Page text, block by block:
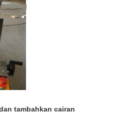
tambahkan cairan